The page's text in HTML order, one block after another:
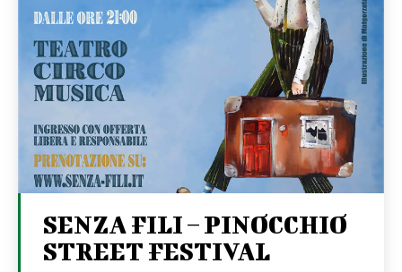
SENZA FILI – PINOCCHIO
STREET FESTIVAL